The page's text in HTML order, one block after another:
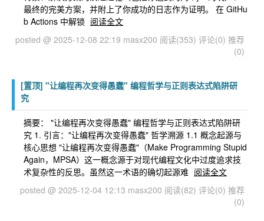
最终的完美方案，并附上了你成功的日志作为证明。 在 GitHu
b Actions 中解锁 阅读全文
posted @ 2025-12-08 22:19 masx200 阅读(353) 评论(0) 推荐
(0)
[置顶] "让编程再次变得愚蠢" 编程哲学与正则表达式陷阱研
究
摘要： "让编程再次变得愚蠢" 编程哲学与正则表达式陷阱研
究 1. 引言："让编程再次变得愚蠢" 哲学溯源 1.1 概念起源与
核心思想 "让编程再次变得愚蠢"（Make Programming Stupid
Again，MPSA）这一概念源于对现代编程文化中过度追求技
术复杂性的反思。虽然这一术语的确切起源难 阅读全文
posted @ 2025-12-04 12:13 masx200 阅读(82) 评论(0) 推荐
(0)